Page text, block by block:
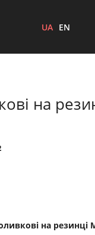
UA EN
на
на резинці